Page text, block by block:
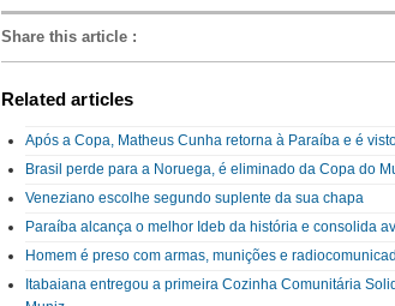
Share this article :
Related articles
Após a Copa, Matheus Cunha retorna à Paraíba e é
Brasil perde para a Noruega, é eliminado da Copa do
Veneziano escolhe segundo suplente da sua chapa
Paraíba alcança o melhor Ideb da história e consolida
Homem é preso com armas, munições e
Itabaiana entregou a primeira Cozinha Comunitária